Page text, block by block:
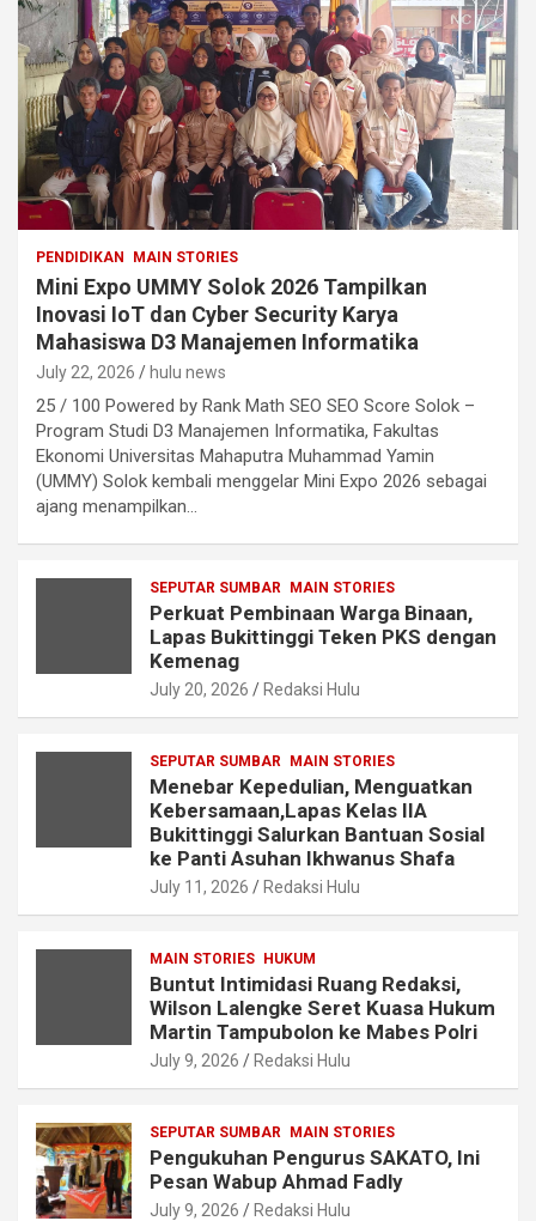
PENDIDIKAN MAIN STORIES
Mini Expo UMMY Solok 2026 Tampilkan
Inovasi IoT dan Cyber Security Karya
Mahasiswa D3 Manajemen Informatika
July 22, 2026 hulu news
25 / 100 Powered by Rank Math SEO SEO Score Solok –
Program Studi D3 Manajemen Informatika, Fakultas
Ekonomi Universitas Mahaputra Muhammad Yamin
(UMMY) Solok kembali menggelar Mini Expo 2026 sebagai
ajang menampilkan…
SEPUTAR SUMBAR MAIN STORIES
Perkuat Pembinaan Warga Binaan,
Lapas Bukittinggi Teken PKS dengan
Kemenag
July 20, 2026 Redaksi Hulu
SEPUTAR SUMBAR MAIN STORIES
Menebar Kepedulian, Menguatkan
Kebersamaan,Lapas Kelas IIA
Bukittinggi Salurkan Bantuan Sosial
ke Panti Asuhan Ikhwanus Shafa
July 11, 2026 Redaksi Hulu
MAIN STORIES HUKUM
Buntut Intimidasi Ruang Redaksi,
Wilson Lalengke Seret Kuasa Hukum
Martin Tampubolon ke Mabes Polri
July 9, 2026 Redaksi Hulu
SEPUTAR SUMBAR MAIN STORIES
Pengukuhan Pengurus SAKATO, Ini
Pesan Wabup Ahmad Fadly
July 9, 2026 Redaksi Hulu